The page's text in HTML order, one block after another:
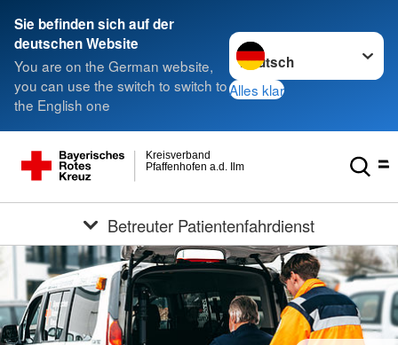
Sie befinden sich auf der
deutschen Website
You are on the German website,
you can use the switch to switch to
the English one
Sprache wechseln zu
Alles klar
Pfaffenhofen a.d. Ilm
Kreisverband
Betreuter Patientenfahrdienst